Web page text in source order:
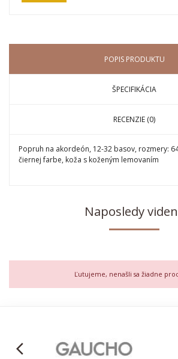
POPIS PRODUKTU
ŠPECIFIKÁCIA
RECENZIE (0)
Popruh na akordeón, 12-32 basov, rozmery:
čiernej farbe, koža s koženým lemovaním
Naposledy
Ľutujeme, nenašli sa žiadne
arrow_back_ios